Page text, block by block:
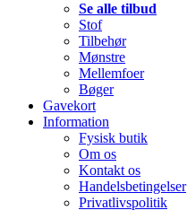
Se alle tilbud
Stof
Tilbehør
Mønstre
Mellemfoer
Bøger
Gavekort
Information
Fysisk butik
Om os
Kontakt os
Handelsbetingelser
Privatlivspolitik